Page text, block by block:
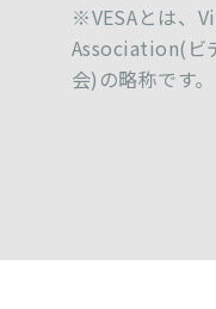
※VESAとは、
Association(ビ
会)の略称です。